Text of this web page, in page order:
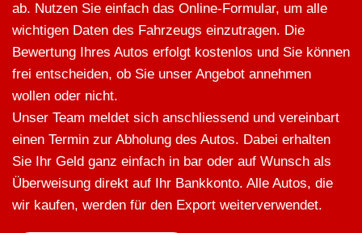
ab. Nutzen Sie einfach das Online-Formular, um alle
wichtigen Daten des Fahrzeugs einzutragen. Die
Bewertung Ihres Autos erfolgt kostenlos und Sie können
frei entscheiden, ob Sie unser Angebot annehmen
wollen oder nicht.
Unser Team meldet sich anschliessend und vereinbart
einen Termin zur Abholung des Autos. Dabei erhalten
Sie Ihr Geld ganz einfach in bar oder auf Wunsch als
Überweisung direkt auf Ihr Bankkonto. Alle Autos, die
wir kaufen, werden für den Export weiterverwendet.